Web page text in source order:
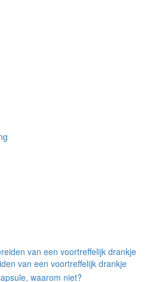
van een voortreffelijk drankje